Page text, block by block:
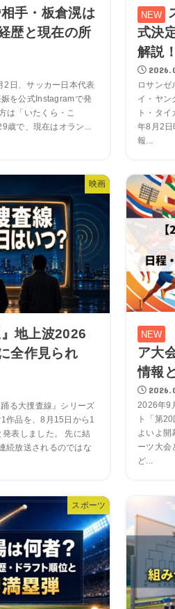
手・板倉滉は
歴と現在の所
2日、サッカー日本代表
を公式Instagramで発
は「いたくら・こ
歳で、現在はオラン...
式決
解説！
ロサンゼ
イ・ヤン
ト・タ
年8月2日
報...
映画
』地上波2026
全作見られ
る大捜査線』シリーズ
作品を、8月15日から1
表しました。 先に結
続放送されるのではな
ア大
情報
2026年9
ト「第
よいよ開
ーツ大会
ど...
スポーツ